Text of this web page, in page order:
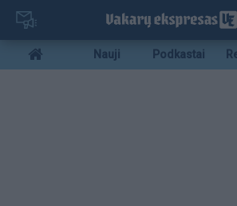
Pereiti
pagrindinį
turinį
Mobile
menu
Nauji Podkastai